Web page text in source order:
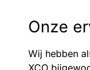
Onze
Wij hebben